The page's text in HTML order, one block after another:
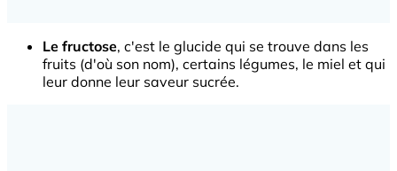
Le fructose, c'est le glucide qui se trouve dans les
fruits (d'où son nom), certains légumes, le miel et qui
leur donne leur saveur sucrée.